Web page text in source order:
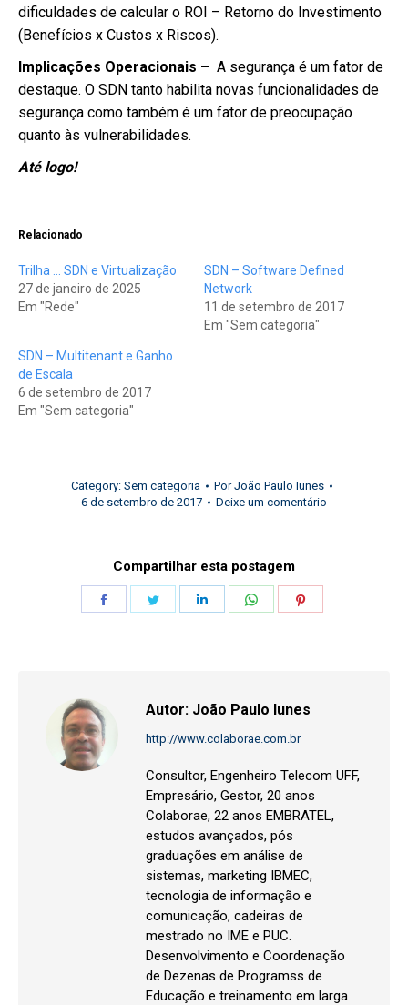
dificuldades de calcular o ROI – Retorno do Investimento
(Benefícios x Custos x Riscos).
Implicações Operacionais – A segurança é um fator de
destaque. O SDN tanto habilita novas funcionalidades de
segurança como também é um fator de preocupação
quanto às vulnerabilidades.
Até logo!
Relacionado
Trilha … SDN e Virtualização
27 de janeiro de 2025
Em "Rede"
SDN – Software Defined
Network
11 de setembro de 2017
Em "Sem categoria"
SDN – Multitenant e Ganho
de Escala
6 de setembro de 2017
Em "Sem categoria"
Category: Sem categoria PorJoão Paulo Iunes
6 de setembro de 2017
Deixe um comentário
Compartilhar esta postagem
Autor: João Paulo Iunes
http://www.colaborae.com.br
Consultor, Engenheiro Telecom UFF,
Empresário, Gestor, 20 anos
Colaborae, 22 anos EMBRATEL,
estudos avançados, pós
graduações em análise de
sistemas, marketing IBMEC,
tecnologia de informação e
comunicação, cadeiras de
mestrado no IME e PUC.
Desenvolvimento e Coordenação
de Dezenas de Programss de
Educação e treinamento em larga